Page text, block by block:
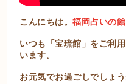
こんにちは。福岡占いの館
いつも「宝琉館」をご利
います。
お元気でお過ごしでしょう